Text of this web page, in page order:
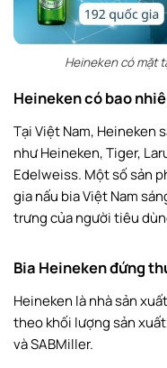
Heineken có mặt
Heineken có bao
Tại Việt Nam, Heineken
như Heineken, Tiger,
Edelweiss. Một số sản
gia nấu bia Việt Nam
trưng của người tiêu
Bia Heineken đứng
Heineken là nhà sản
theo khối lượng sản
và SABMiller.